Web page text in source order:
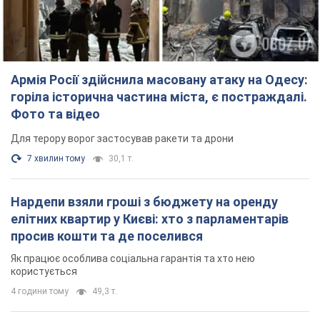
Армія Росії здійснила масовану атаку на Одесу:
горіла історична частина міста, є постраждалі.
Фото та відео
Для терору ворог застосував ракети та дрони
7 хвилин тому 30,1 т.
Нардепи взяли гроші з бюджету на оренду
елітних квартир у Києві: хто з парламентарів
просив кошти та де поселився
Як працює особлива соціальна гарантія та хто нею
користується
4 години тому 49,3 т.